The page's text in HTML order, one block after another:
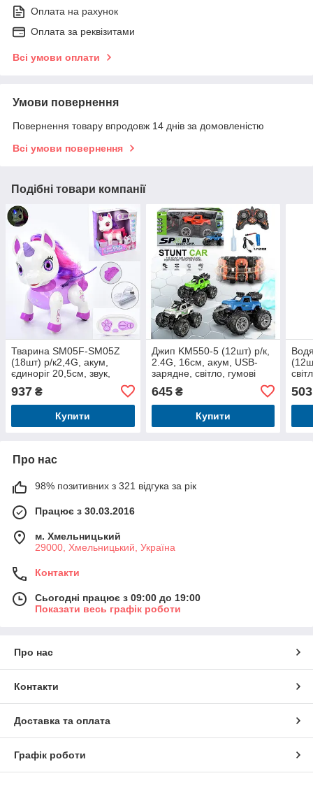
Оплата на рахунок
Оплата за реквізитами
Всі умови оплати
Умови повернення
Повернення товару впродовж 14 днів за домовленістю
Всі умови повернення
Подібні товари компанії
Тварина SM05F-SM05Z
(18шт) р/к2,4G, акум,
єдиноріг 20,5см, звук,
кольори, в кор-ці,
937 ₴
Купити
Джип KM550-5 (12шт) р/к,
2.4G, 16см, акум, USB-
зарядне, світло, гумові
колеса, пар, 4 кольори, в
кор-ці,
645₴
Купити
503
Про нас
98% позитивних з 321 відгука за рік
Працює з 30.03.2016
м. Хмельницький
29000, Хмельницький, Україна
Контакти
Сьогодні працює з 09:00 до 19:00
Показати весь графік роботи
Про нас
Контакти
Доставка та оплата
Графік роботи